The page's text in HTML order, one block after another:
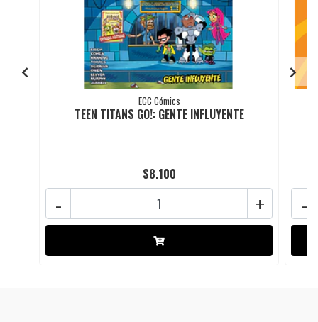
ECC Cómics
TEEN TITANS GO!: GENTE INFLUYENTE
$8.100
+
- -